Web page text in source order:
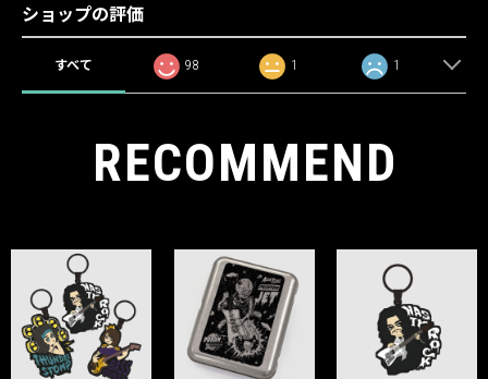
ショップの評価
すべて 98 1 1
RECOMMEND